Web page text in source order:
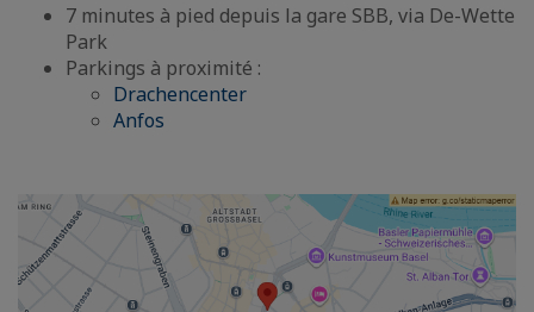
7 minutes à pied depuis la gare SBB, via De-Wette
Park
Parkings à proximité :
Drachencenter
Anfos